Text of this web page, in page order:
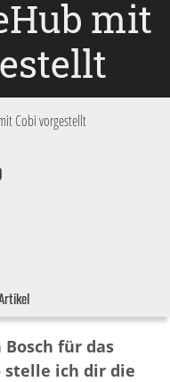
mit
Cobi vorgestellt
für das
stelle ich dir die